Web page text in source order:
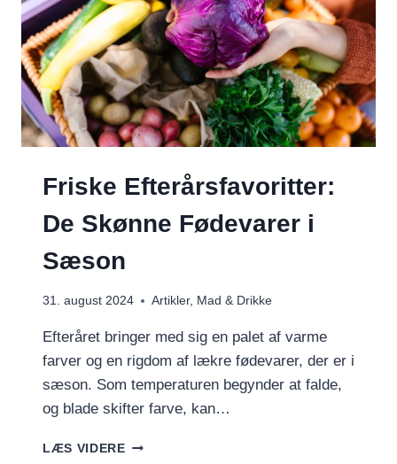
Friske Efterårsfavoritter:
De Skønne Fødevarer i
Sæson
31. august 2024 Artikler, Mad & Drikke
Efteråret bringer med sig en palet af varme
farver og en rigdom af lækre fødevarer, der er i
sæson. Som temperaturen begynder at falde,
og blade skifter farve, kan…
LÆS VIDEREFRISKE